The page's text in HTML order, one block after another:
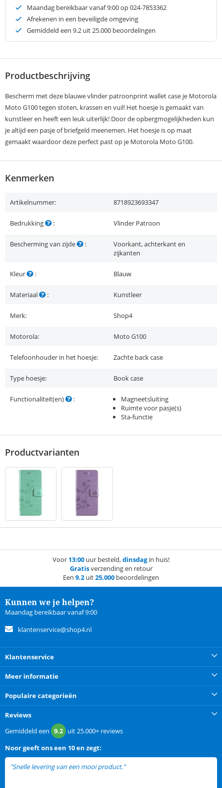
Maandag bereikbaar vanaf 9:00 op 024-7853362
Afrekenen in een beveiligde omgeving
Gemiddeld een 9.2 uit 25.000 beoordelingen
Productbeschrijving
Bescherm met deze blauwe vlinder patroonprint wallet case je Motorola
Moto G100 tegen stoten, krassen en vuil! Het hoesje is gemaakt van
kunstleer en heeft een leuk uiterlijk! Door de opbergmogelijkheden kun
je altijd een pasje of briefgeld meenemen. Het hoesje is op maat
gemaakt waardoor deze perfect past op je Motorola Moto G100.
Kenmerken
Artikelnummer: 8718923693347
Bedrukking : Vlinder Patroon
Bescherming van zijde :
Voorkant, achterkant en
zijkanten
Kleur : Blauw
Materiaal : Kunstleer
Merk: Shop4
Motorola: Moto G100
Telefoonhouder in het hoesje: Zachte back case
Type hoesje: Book case
Functionaliteit(en) :
Magneetsluiting
Ruimte voor pasje(s)
Sta-functie
Productvarianten
Voor 13:00 uur besteld,dinsdagin huis!
Gratisverzending en retour
Een 9.2 uit25.000 beoordelingen
Kunnen we je helpen?
Maandag bereikbaar vanaf 9:00
klantenservice@shop4.nl
Klantenservice
Meer informatie
Populaire categorieën
Reviews
Gemiddeld een 9.2 uit25.000+ reviews
Noorgeeft ons een 10 en zegt:
"Snelle levering van een mooi product."